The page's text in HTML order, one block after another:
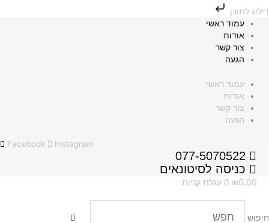
לתוכן
עמוד ראשי
אודות
צור קשר
הגעה
עמוד ראשי
אודות
צור קשר
הגעה
Facebook Instagram
077-5070522
כניסה לסיטונאים
₪0.00
0 עגלת קניות